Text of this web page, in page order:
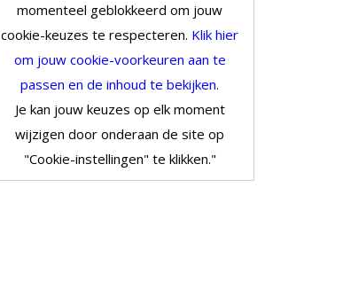
momenteel geblokkeerd om jouw
cookie-keuzes te respecteren. Klik hier
om jouw cookie-voorkeuren aan te
passen en de inhoud te bekijken.
Je kan jouw keuzes op elk moment
wijzigen door onderaan de site op
"Cookie-instellingen" te klikken."